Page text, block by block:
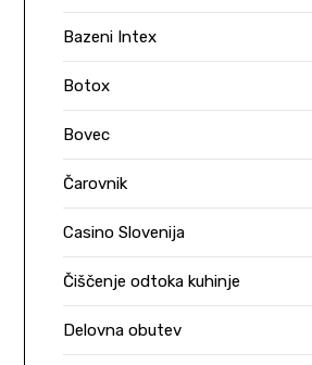
Bazeni Intex
Botox
Bovec
Čarovnik
Casino Slovenija
Čiščenje odtoka kuhinje
Delovna obutev